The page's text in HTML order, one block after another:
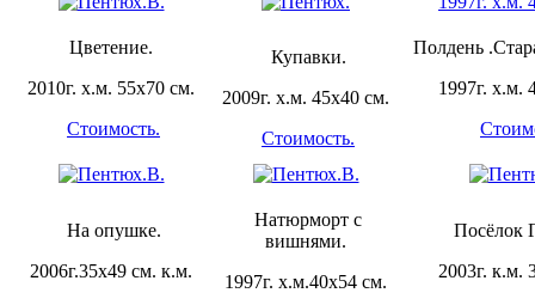
Цветение.
2010г. х.м. 55х70 см.
Стоимость.
Купавки.
2009г. х.м. 45х40 см.
Стоимость.
Полдень
1997г. х.м.
На опушке.
2006г.35х49 см. к.м.
Натюрморт с
вишнями.
1997г. х.м.40х54 см.
Посёлок
2003г. к.м.